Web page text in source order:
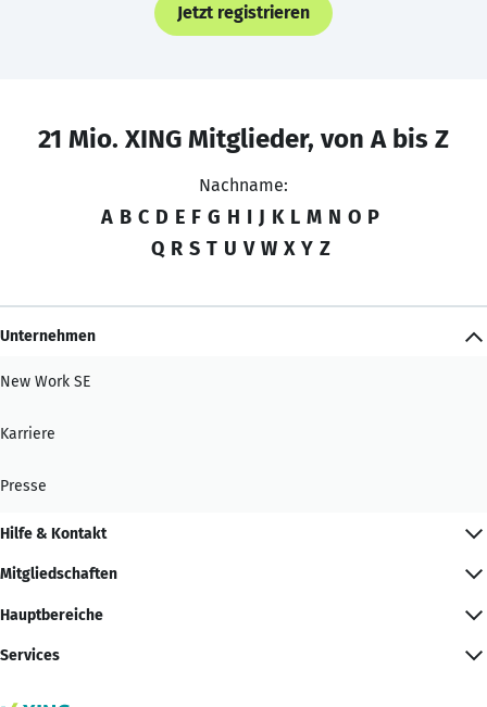
Jetzt registrieren
21 Mio. XING Mitglieder, von A bis Z
Nachname:
A B C D E F G H I J K L M N O P
Q R S T U V W X Y Z
Unternehmen
New Work SE
Karriere
Presse
Hilfe & Kontakt
Mitgliedschaften
Hauptbereiche
Services